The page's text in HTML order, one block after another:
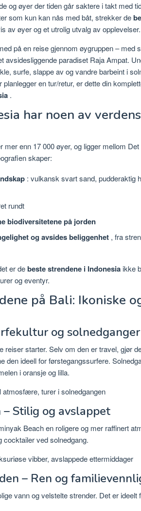
og øyer der tiden går saktere i takt med
som kun kan nås med båt, strekker de
av øyer og et utrolig utvalg av opplevelser.
på en reise gjennom øygruppen – med
avsidesliggende paradiset Raja Ampat.
surfe, slappe av og vandre barbeint i
en tur/retur, er dette din
.
har noen av
mer enn 17 000 øyer, og ligger mellom
skaper:
: vulkansk svart sand, pudderaktig
rundt
biodiversitetene på jorden
og avsides beliggenhet , fra
er debeste strendene i Indonesia ikke
og eventyr.
på Bali: Ikoniske
og solnedganger
reiser starter. Selv om den er travel, gjør
den ideell for førstegangssurfere.
i oransje og lilla.
atmosfære, turer i solnedgangen
– Stilig og avslappet
Beach en roligere og mer raffinert
cocktailer ved solnedgang.
vibber, avslappede ettermiddager
– Ren og
vann og velstelte strender. Det er ideelt